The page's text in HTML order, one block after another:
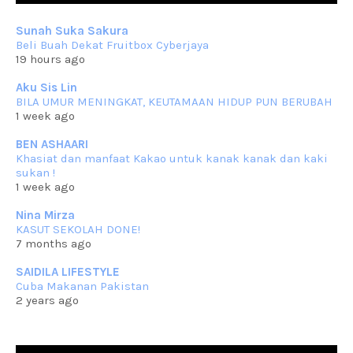
RESIPI KUIH KASWI KELEDEK UNGU
Assalammualaikum, salam semua. Masih belum terlambat untuk che
mat ucapkan
Jun 30 2023
RESIPI KURMA AYAM MERAH
Assalammualaikum, salam semua. Hari ni 4 Zulhijjah 1444 Hijrah,
Jun 23 2023
RESIPI SAMBAL PARU
Assalammualaikum, salam sejahtera semua. Lama betul che mat tak
Jun 20 2023
RESIPI PISANG MUDA MASAK LEMAK
lemak ni che mat... read more
Mar 07 2023
Sunah Suka Sakura
Beli Buah Dekat Fruitbox Cyberjaya
19 hours ago
Aku Sis Lin
BILA UMUR MENINGKAT, KEUTAMAAN HIDUP PUN BERUBAH
1 week ago
BEN ASHAARI
Khasiat dan manfaat Kakao untuk kanak kanak dan kaki
sukan !
1 week ago
Nina Mirza
KASUT SEKOLAH DONE!
7 months ago
SAIDILA LIFESTYLE
Cuba Makanan Pakistan
2 years ago